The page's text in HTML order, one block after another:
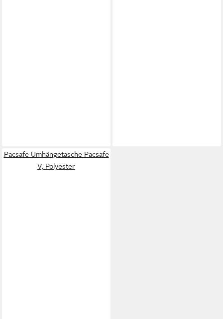
Pacsafe Umhängetasche Pacsafe
V, Polyester